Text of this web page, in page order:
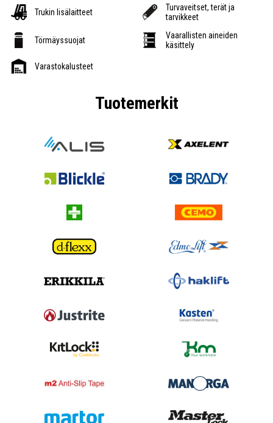
Trukin lisälaitteet
Turvaveitset, terät ja
tarvikkeet
Törmäyssuojat
Vaarallisten aineiden
käsittely
Varastokalusteet
Tuotemerkit